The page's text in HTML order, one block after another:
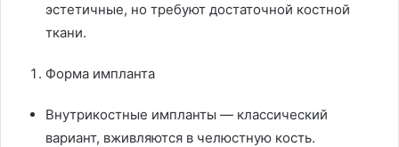
эстетичные, но требуют достаточной костной
ткани.
Форма импланта
Внутрикостные импланты — классический
вариант, вживляются в челюстную кость.